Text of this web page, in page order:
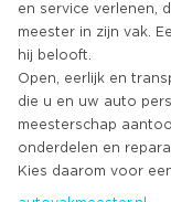
en service verlenen,
meester in zijn vak.
hij belooft.
Open, eerlijk en
die u en uw auto
meesterschap
onderdelen en